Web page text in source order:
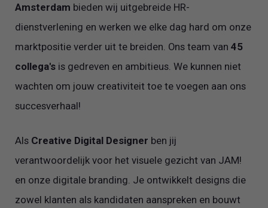
Amsterdam bieden wij uitgebreide HR-
dienstverlening en werken we elke dag hard om onze
marktpositie verder uit te breiden. Ons team van45
collega's is gedreven en ambitieus. We kunnen niet
wachten om jouw creativiteit toe te voegen aan ons
succesverhaal!
Als Creative Digital Designer ben jij
verantwoordelijk voor het visuele gezicht van JAM!
en onze digitale branding. Je ontwikkelt designs die
zowel klanten als kandidaten aanspreken en bouwt